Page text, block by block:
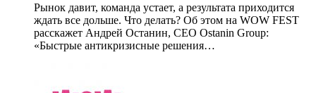
Рынок давит, команда устает, а результата приходится
ждать все дольше. Что делать? Об этом на WOW FEST
расскажет Андрей Останин, CEO Ostanin Group:
«Быстрые антикризисные решения…